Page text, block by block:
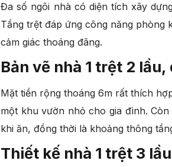
Đa số ngôi nhà có diện tích xây
Tầng trệt đáp ứng công năng phòng
cảm giác thoáng đãng.
Bản vẽ nhà 1 trệt 2
Mặt tiền rộng thoáng 6m rất thích
một khu vườn nhỏ cho gia đình.
khi ăn, đồng thời là khoảng thông
Thiết kế nhà 1 trệt 3